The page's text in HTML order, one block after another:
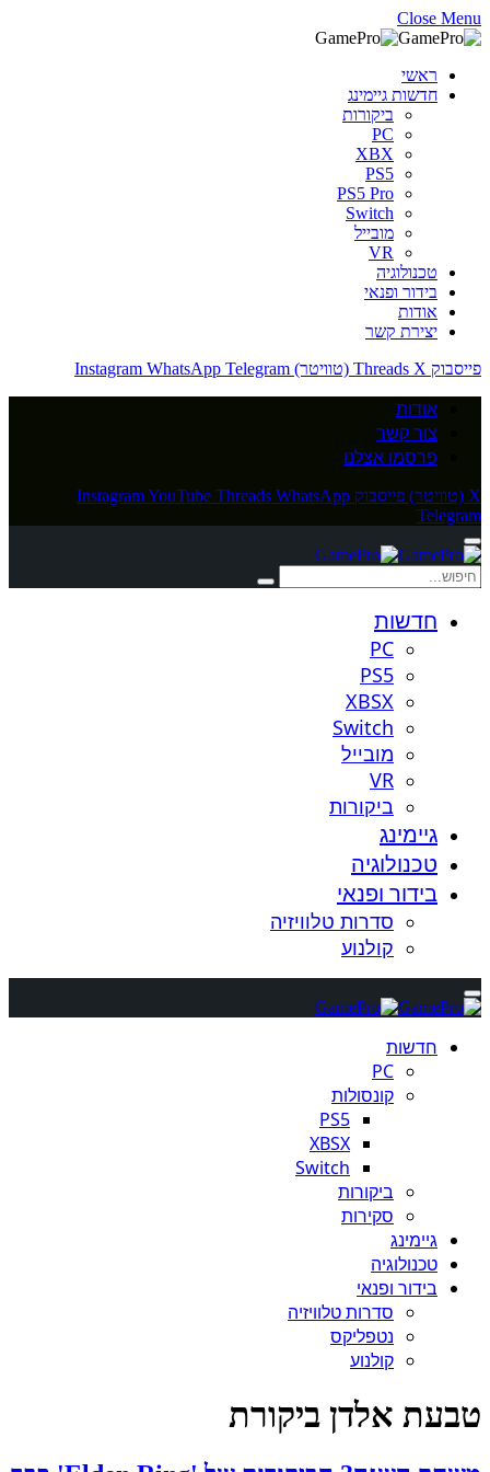
Close Menu
ראשי
חדשות גיימינג
ביקורות
PC
XBX
PS5
PS5 Pro
Switch
מובייל
VR
טכנולוגיה
בידור ופנאי
אודות
יצירת קשר
פייסבוק
Threads X (טוויטר) Instagram WhatsApp Telegram
אודות
צור קשר
פרסמו אצלנו
X (טוויטר) פייסבוק InstagramYouTube Threads WhatsApp
Telegram
חדשות
PC
PS5
XBSX
Switch
מובייל
VR
ביקורות
גיימינג
טכנולוגיה
בידור ופנאי
סדרות טלוויזיה
קולנוע
חדשות
PC
קונסולות
PS5
XBSX
Switch
ביקורות
סקירות
גיימינג
טכנולוגיה
בידור ופנאי
סדרות טלוויזיה
נטפליקס
קולנוע
טבעת אלדן ביקורת